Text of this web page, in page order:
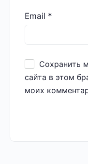
Email *
Сохранить
сайта в этом
моих